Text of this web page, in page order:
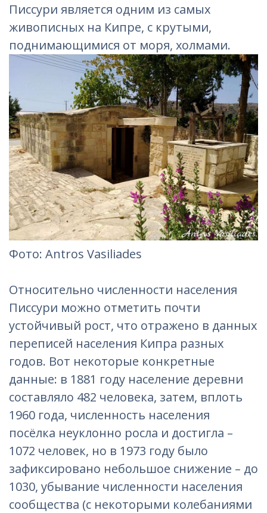
Писсури является одним из самых
живописных на Кипре, с крутыми,
поднимающимися от моря, холмами.
Фотo: Antros Vasiliades‎
Относительно численности населения
Писсури можно отметить почти
устойчивый рост, что отражено в данных
переписей населения Кипра разных
годов. Вот некоторые конкретные
данные: в 1881 году население деревни
составляло 482 человека, затем, вплоть
1960 года, численность населения
посёлка неуклонно росла и достигла –
1072 человек, но в 1973 году было
зафиксировано небольшое снижение – до
1030, убывание численности населения
сообщества (с некоторыми колебаниями